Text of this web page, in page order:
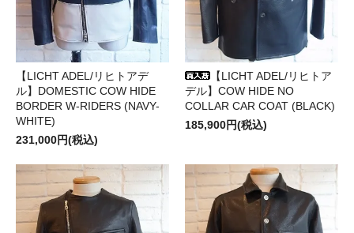
【LICHT ADEL/リヒトアデ
ル】DOMESTIC COW HIDE
BORDER W-RIDERS (NAVY-
WHITE)
231,000円(税込)
【LICHT ADEL/リヒトア
デル】COW HIDE NO
COLLAR CAR COAT (BLACK)
185,900円(税込)